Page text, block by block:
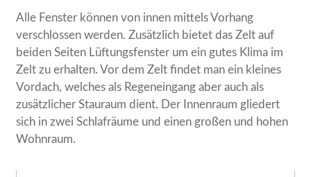
Alle Fenster können von innen mittels Vorhang
verschlossen werden. Zusätzlich bietet das Zelt auf
beiden Seiten Lüftungsfenster um ein gutes Klima im
Zelt zu erhalten. Vor dem Zelt findet man ein kleines
Vordach, welches als Regeneingang aber auch als
zusätzlicher Stauraum dient. Der Innenraum gliedert
sich in zwei Schlafräume und einen großen und hohen
Wohnraum.